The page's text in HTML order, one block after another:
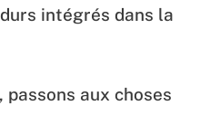
intégrés dans la
passons aux choses